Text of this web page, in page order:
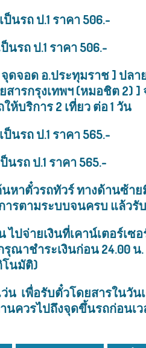
นรถ ป.1 ราคา 506.-
นรถ ป.1 ราคา 506.-
ดจอด อ.ประทุมราช ] ปลา
ารกรุงเทพฯ (หมอชิต 2) ]
ให้บริการ2 เที่ยว ต่อ 1 วัน
ป็นรถ ป.1 ราคา 565.-
ป็นรถ ป.1 ราคา 565.-
ตั๋วรถทัวร์ ทางด้านซ้าย
ารตามระบบจนครบ แล้วรั
ายเงินที่เคาน์เตอร์เซอ
ณาชำระเงินก่อน 24.00น
โนมัติ)
น เพื่อรับตั๋วโดยสารในวัน
ควรไปถึงจุดขึ้นรถก่อนเว